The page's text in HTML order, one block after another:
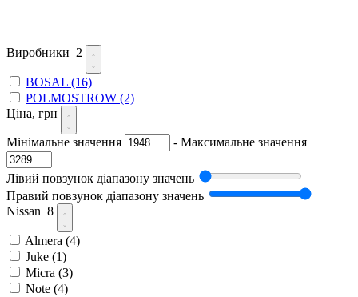
Виробники 2
BOSAL (16)
POLMOSTROW (2)
Ціна, грн
Мінімальне значення - Максимальне значення
Лівий повзунок діапазону значень
Правий повзунок діапазону значень
Nissan 8
Almera (4)
Juke (1)
Micra (3)
Note (4)